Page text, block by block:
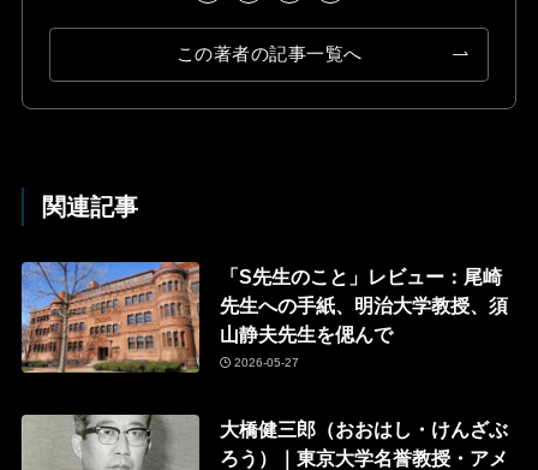
この著者の記事一覧へ
関連記事
「S先生のこと」レビュー：尾崎
先生への手紙、明治大学教授、須
山静夫先生を偲んで
2026-05-27
大橋健三郎（おおはし・けんざぶ
ろう）｜東京大学名誉教授・アメ